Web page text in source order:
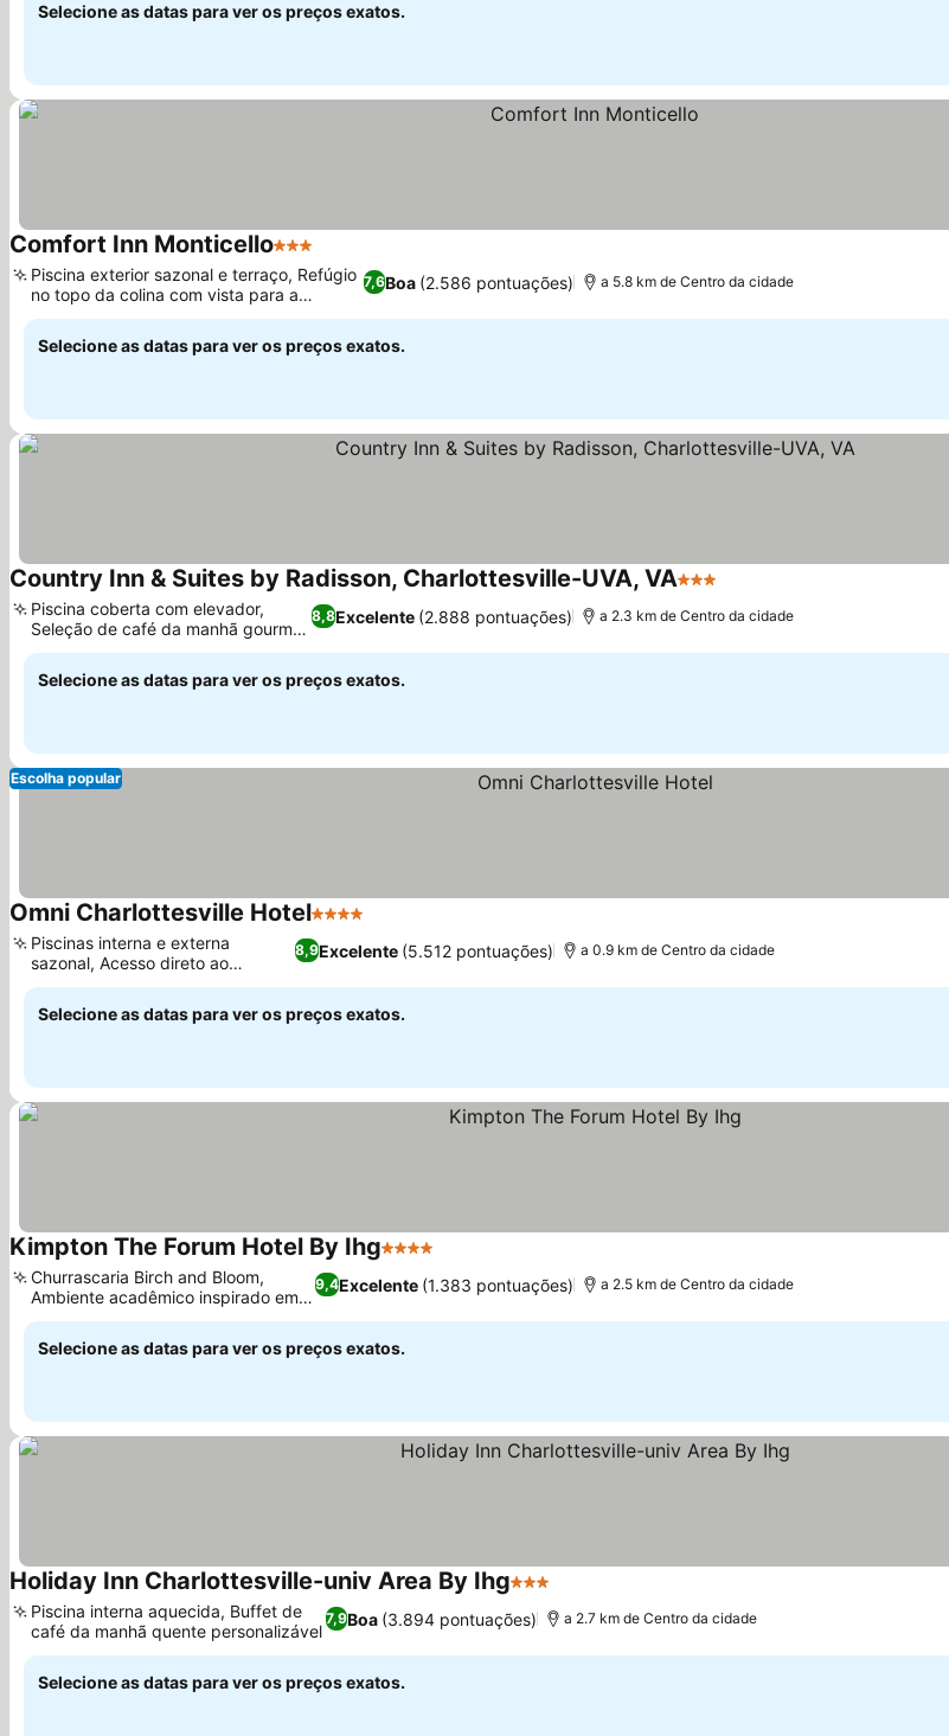
Selecione as datas para ver os preços exatos.
Comfort Inn Monticello3 Estrelas
7,6Boa (2.586 pontuações)
Piscina exterior sazonal e terraço, Refúgio
no topo da colina com vista para a
montanha
a 5.8 km de Centro da cidade
Selecione as datas para ver os preços exatos.
Country Inn & Suites by Radisson, Charlottesville-UVA, VA3 Estrelas
8,8Excelente (2.888 pontuações)
Piscina coberta com elevador,
Seleção de café da manhã gourmet
quente
a 2.3 km de Centro da cidade
Selecione as datas para ver os preços exatos.
Escolha popular
Omni Charlottesville Hotel4 Estrelas
8,9Excelente (5.512 pontuações)
Piscinas interna e externa
sazonal, Acesso direto ao
Downtown Mall
a 0.9 km de Centro da cidade
Selecione as datas para ver os preços exatos.
Kimpton The Forum Hotel By Ihg4 Estrelas
9,4Excelente (1.383 pontuações)
Churrascaria Birch and Bloom,
Ambiente acadêmico inspirado em
Jefferson
a 2.5 km de Centro da cidade
Selecione as datas para ver os preços exatos.
Holiday Inn Charlottesville-univ Area By Ihg3 Estrelas
7,9Boa (3.894 pontuações)
Piscina interna aquecida, Buffet de
café da manhã quente personalizável
a 2.7 km de Centro da cidade
Selecione as datas para ver os preços exatos.